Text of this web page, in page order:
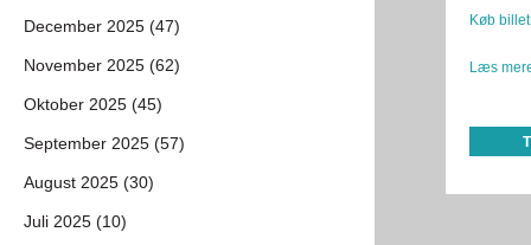
Køb
Læs
December 2025 (47)
November 2025 (62)
Oktober 2025 (45)
September 2025 (57)
August 2025 (30)
Juli 2025 (10)